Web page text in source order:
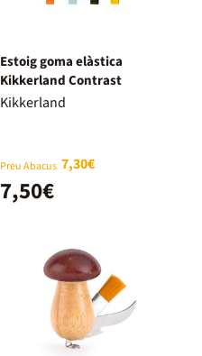
Estoig goma elàstica
Kikkerland Contrast
Kikkerland
Preu Abacus 7,30€
7,50€